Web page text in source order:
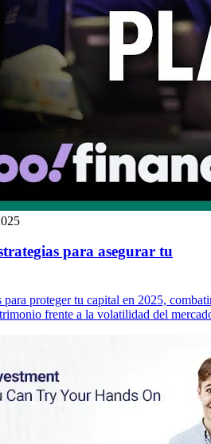
para asegurar tu
para proteger tu capital en 2025,
frente a la volatilidad del